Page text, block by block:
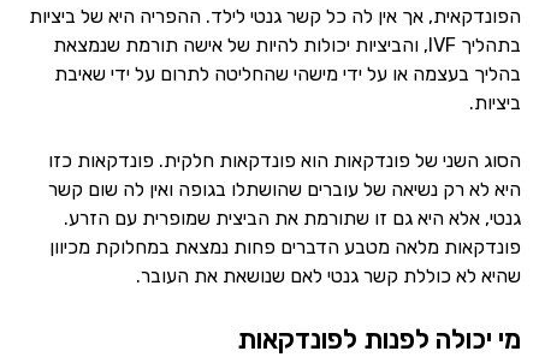
הפונדקאית, אך אין לה כל קשר גנטי לילד. ההפריה היא של ביציות
בתהליך IVF, והביציות יכולות להיות של אישה תורמת שנמצאת
בהליך בעצמה או על ידי מישהי שהחליטה לתרום על ידי שאיבת
ביציות.
הסוג השני של פונדקאות הוא פונדקאות חלקית. פונדקאות כזו
היא לא רק נשיאה של עוברים שהושתלו בגופה ואין לה שום קשר
גנטי, אלא היא גם זו שתורמת את הביצית שמופרית עם הזרע.
פונדקאות מלאה מטבע הדברים פחות נמצאת במחלוקת מכיוון
שהיא לא כוללת קשר גנטי לאם שנושאת את העובר.
מי יכולה לפנות לפונדקאות